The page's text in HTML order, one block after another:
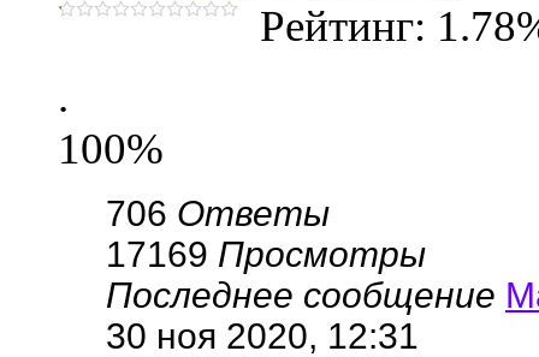
Рейтинг:
.
100%
706 Ответы
17169 Просмотры
Последнее сообщение
30 ноя 2020, 12:31